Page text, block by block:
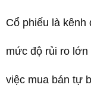
Cổ phiếu là
mức độ rủi ro
việc mua bán tự